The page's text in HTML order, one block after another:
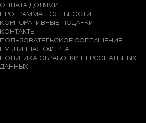
ОПЛАТА ДОЛЯМИ
ПРОГРАММА ЛОЯЛЬНОСТИ
КОРПОРАТИВНЫЕ ПОДАРКИ
КОНТАКТЫ
ПОЛЬЗОВАТЕЛЬСКОЕ СОГЛАШЕНИЕ
ПУБЛИЧНАЯ ОФЕРТА
ПОЛИТИКА ОБРАБОТКИ ПЕРСОНАЛЬНЫХ
ДАННЫХ